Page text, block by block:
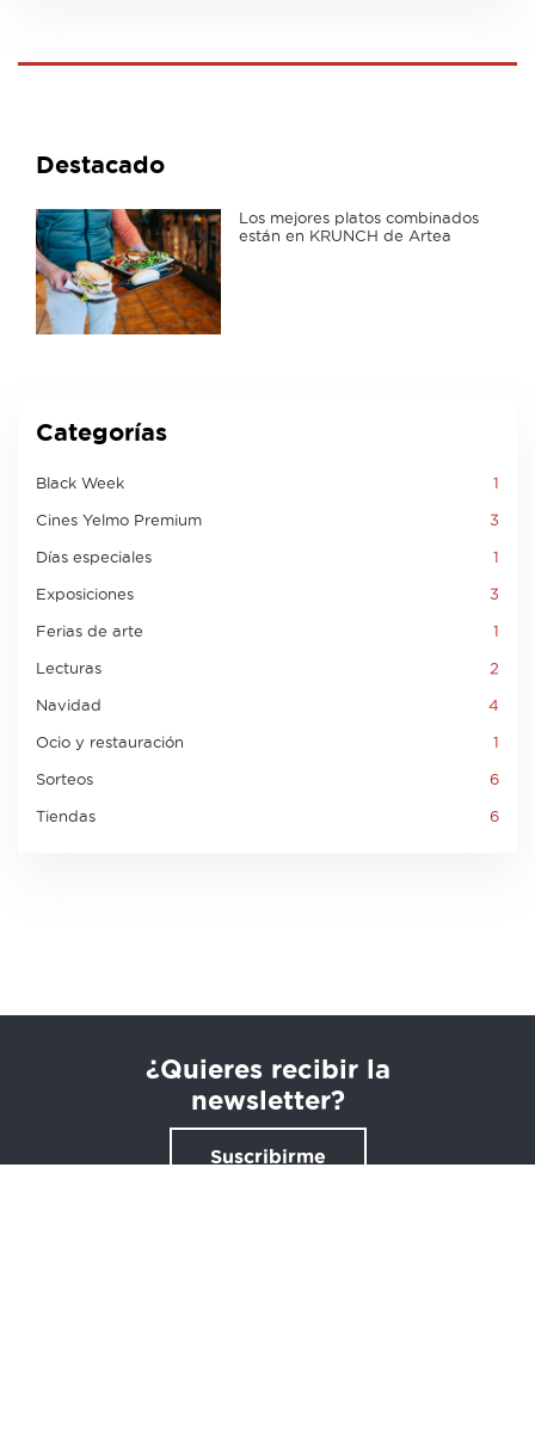
Destacado
Los mejores platos combinados
están en KRUNCH de Artea
Categorías
Black Week 1
Cines Yelmo Premium 3
Días especiales 1
Exposiciones 3
Ferias de arte 1
Lecturas 2
Navidad 4
Ocio y restauración 1
Sorteos 6
Tiendas 6
¿Quieres recibir la
newsletter?
Suscribirme